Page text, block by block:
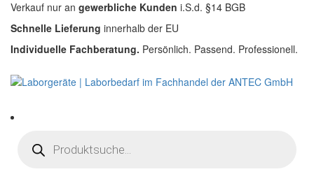
Verkauf nur an gewerbliche Kunden i.S.d. §14 BGB
Schnelle Lieferung innerhalb der EU
Individuelle Fachberatung. Persönlich. Passend. Professionell.